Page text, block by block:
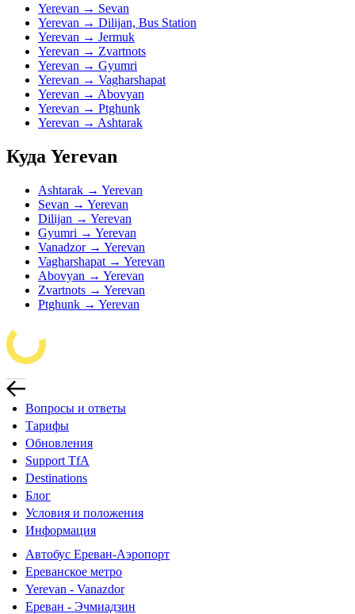
Yerevan → Sevan
Yerevan → Dilijan, Bus Station
Yerevan → Jermuk
Yerevan → Zvartnots
Yerevan → Gyumri
Yerevan → Vagharshapat
Yerevan → Abovyan
Yerevan → Ptghunk
Yerevan → Ashtarak
Куда Yerevan
Ashtarak → Yerevan
Sevan → Yerevan
Dilijan → Yerevan
Gyumri → Yerevan
Vanadzor → Yerevan
Vagharshapat → Yerevan
Abovyan → Yerevan
Zvartnots → Yerevan
Ptghunk → Yerevan
Вопросы и ответы
Тарифы
Обновления
Support TfA
Destinations
Блог
Условия и положения
Информация
Автобус Ереван-Аэропорт
Ереванское метро
Yerevan - Vanazdor
Ереван - Эчмиадзин